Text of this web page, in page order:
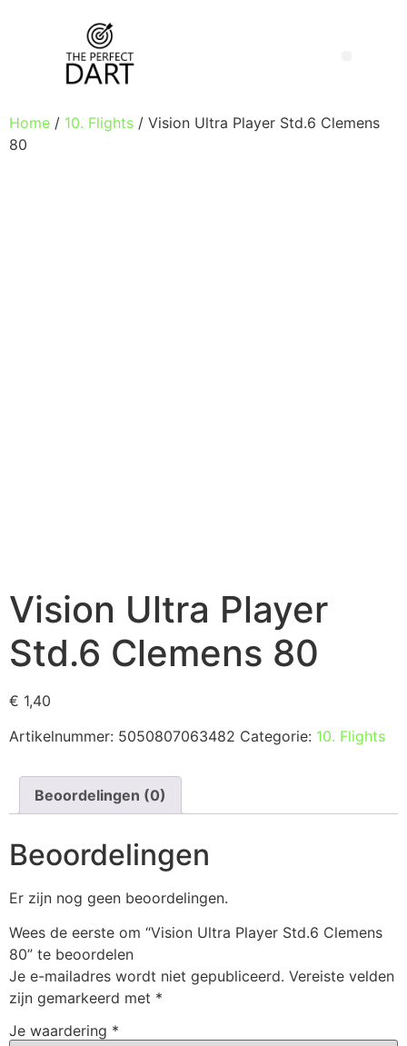
Home / 10. Flights / Vision Ultra Player Std.6 Clemens
80
Vision Ultra Player
Std.6 Clemens 80
€ 1,40
Artikelnummer: 5050807063482 Categorie: 10. Flights
Beoordelingen (0)
Beoordelingen
Er zijn nog geen beoordelingen.
Wees de eerste om “Vision Ultra Player Std.6 Clemens
80” te beoordelen
Je e-mailadres wordt niet gepubliceerd. Vereiste velden
zijn gemarkeerd met *
Je waardering *